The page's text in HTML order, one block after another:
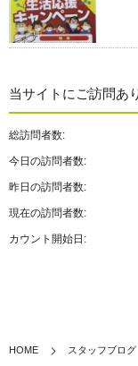
当サイトにご訪問あ
総訪問者数:
今日の訪問者数:
昨日の訪問者数:
現在の訪問者数:
カウント開始日:
HOME スタッフブログ